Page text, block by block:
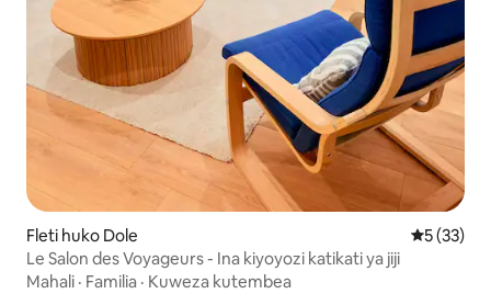
Fleti huko Dole Ukadiriaji
5 (33)
Le Salon des Voyageurs - Ina kiyoyozi katikati ya jiji
Mahali · Familia · Kuweza kutembea